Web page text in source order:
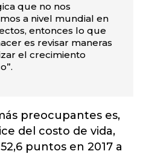
que no nos
a nivel mundial en
entonces lo que
es revisar maneras
el crecimiento
preocupantes es,
del costo de vida,
puntos en 2017 a